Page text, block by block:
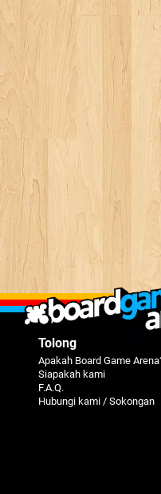
Tolong
Apakah Board Game
Siapakah kami
F.A.Q.
Hubungi kami / Sokongan